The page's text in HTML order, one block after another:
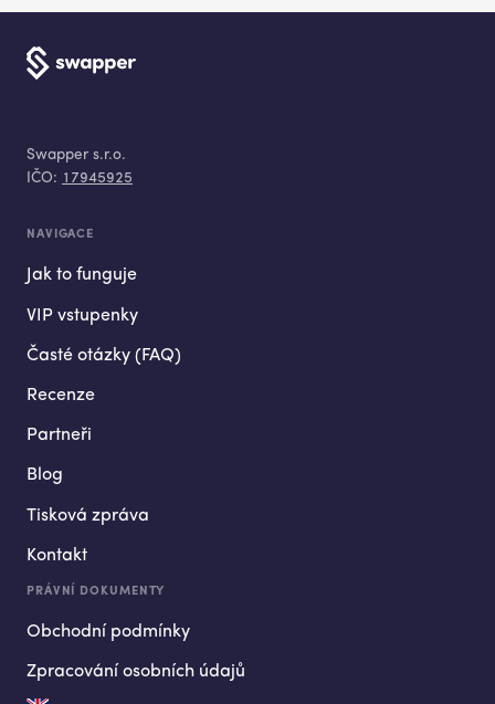
Swapper s.r.o.
IČO: 17945925
NAVIGACE
Jak to funguje
VIP vstupenky
Časté otázky (FAQ)
Recenze
Partneři
Blog
Tisková zpráva
Kontakt
PRÁVNÍ DOKUMENTY
Obchodní podmínky
Zpracování osobních údajů